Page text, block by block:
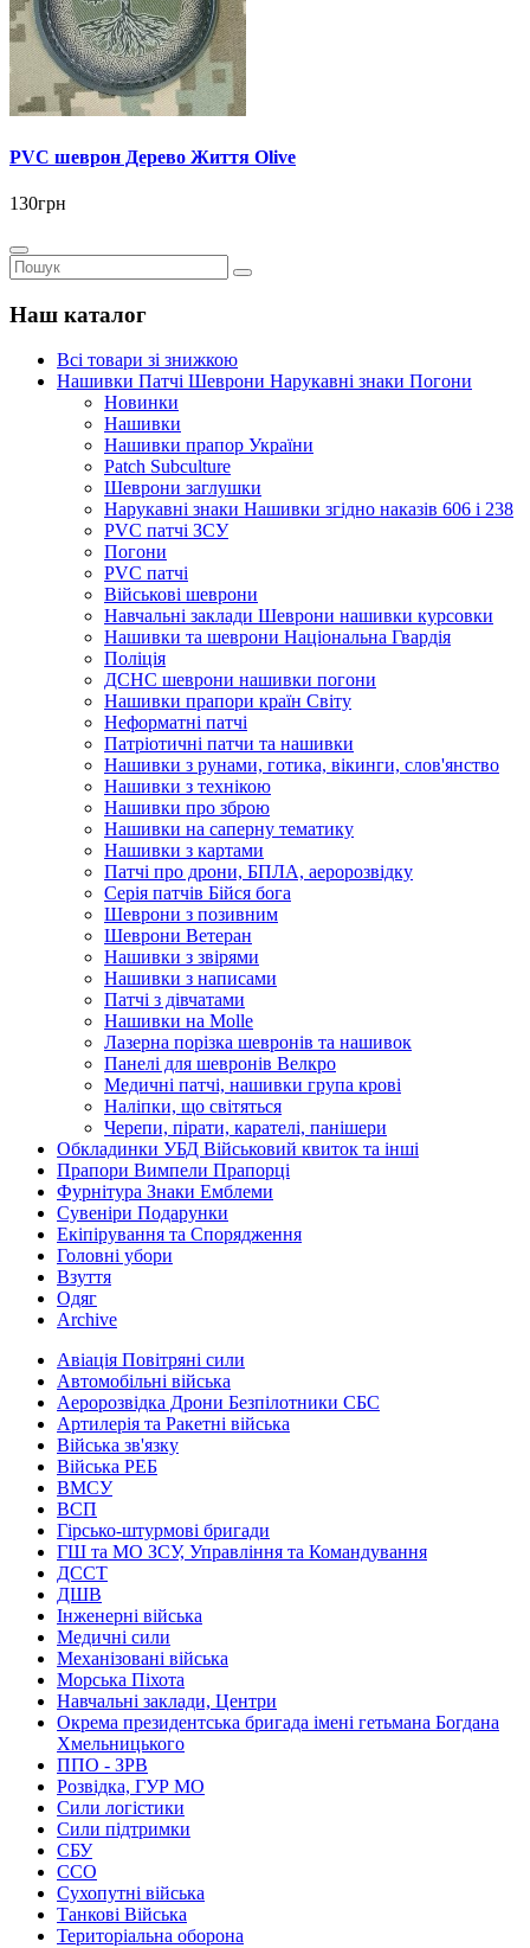
PVC шеврон Дерево Життя Olive
130грн
Наш каталог
Всі товари зі знижкою
Нашивки Патчі Шеврони Нарукавні знаки Погони
Новинки
Нашивки
Нашивки прапор України
Рatch Subculture
Шеврони заглушки
Нарукавні знаки Нашивки згідно наказів 606 і 238
PVC патчі ЗСУ
Погони
PVC патчі
Військові шеврони
Навчальні заклади Шеврони нашивки курсовки
Нашивки та шеврони Національна Гвардія
Поліція
ДСНС шеврони нашивки погони
Нашивки прапори країн Світу
Неформатні патчі
Патріотичні патчи та нашивки
Нашивки з рунами, готика, вікинги, слов'янство
Нашивки з технікою
Нашивки про зброю
Нашивки на саперну тематику
Нашивки з картами
Патчі про дрони, БПЛА, аеророзвідку
Серія патчів Бійся бога
Шеврони з позивним
Шеврони Ветеран
Нашивки з звірями
Нашивки з написами
Патчі з дівчатами
Нашивки на Molle
Лазерна порізка шевронів та нашивок
Панелі для шевронів Велкро
Медичні патчі, нашивки група крові
Наліпки, що світяться
Черепи, пірати, карателі, панішери
Обкладинки УБД Військовий квиток та інші
Прапори Вимпели Прапорці
Фурнітура Знаки Емблеми
Сувеніри Подарунки
Екіпірування та Спорядження
Головні убори
Взуття
Одяг
Archive
Авіація Повітряні сили
Автомобільні війська
Аеророзвідка Дрони Безпілотники СБС
Артилерія та Ракетні війська
Війська зв'язку
Війська РЕБ
ВМСУ
ВСП
Гірсько-штурмові бригади
ГШ та МО ЗСУ, Управління та Командування
ДССТ
ДШВ
Інженерні війська
Медичні сили
Механізовані війська
Морська Піхота
Навчальні заклади, Центри
Окрема президентська бригада імені гетьмана Богдана
Хмельницького
ППО - ЗРВ
Розвідка, ГУР МО
Сили логістики
Сили підтримки
СБУ
ССО
Сухопутні війська
Танкові Війська
Територіальна оборона